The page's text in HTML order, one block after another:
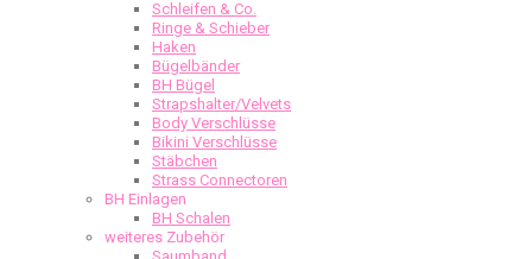
Schleifen & Co.
Ringe & Schieber
Haken
Bügelbänder
BH Bügel
Strapshalter/Velvets
Body Verschlüsse
Bikini Verschlüsse
Stäbchen
Strass Connectoren
BH Einlagen
BH Schalen
weiteres Zubehör